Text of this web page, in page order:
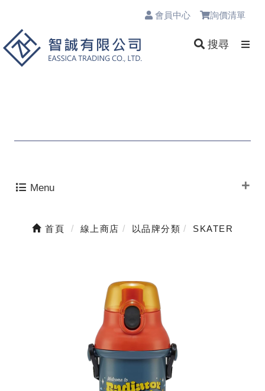
會員中心 詢價清單
搜尋
Menu
首頁 線上商店 以品牌分類 SKATER